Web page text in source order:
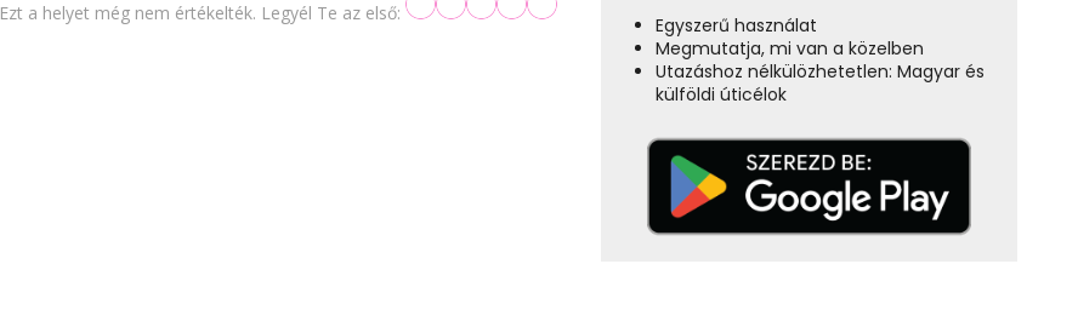
Ezt a helyet még nem értékelték. Legyél Te az első:
Egyszerű használat
Megmutatja, mi van a közelben
Utazáshoz nélkülözhetetlen: Magyar és
külföldi úticélok